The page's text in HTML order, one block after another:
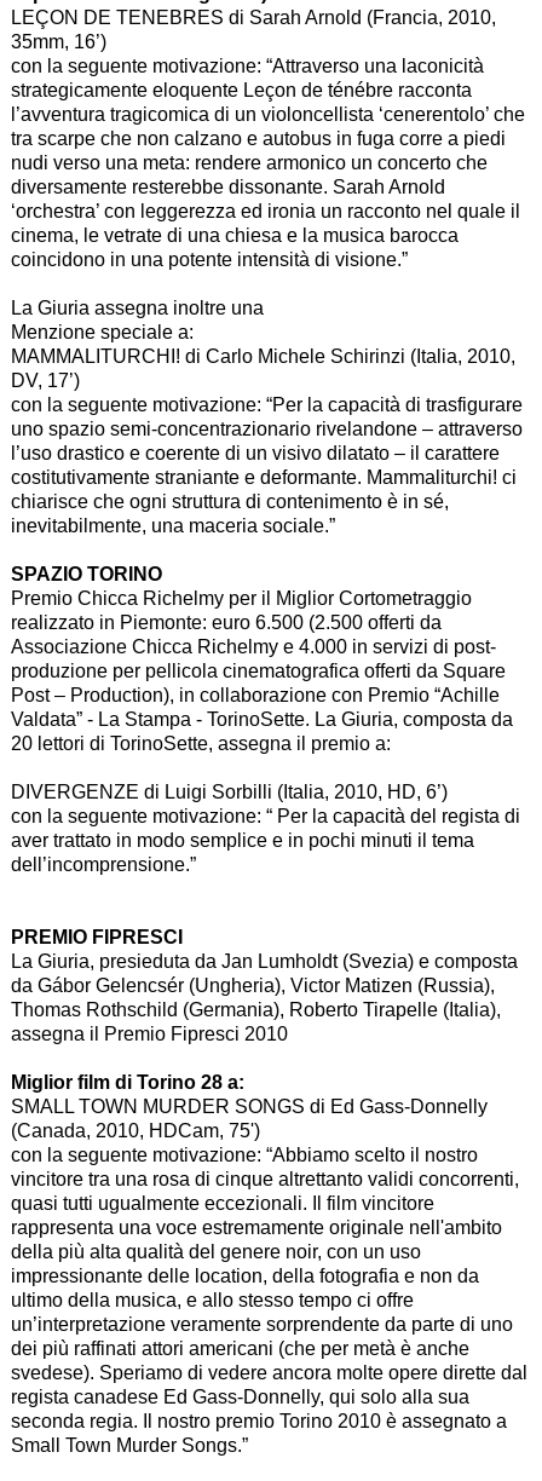
LEÇON DE TENEBRES di Sarah Arnold (Francia, 2010,
35mm, 16’)
con la seguente motivazione: “Attraverso una laconicità
strategicamente eloquente Leçon de ténébre racconta
l’avventura tragicomica di un violoncellista ‘cenerentolo’ che
tra scarpe che non calzano e autobus in fuga corre a piedi
nudi verso una meta: rendere armonico un concerto che
diversamente resterebbe dissonante. Sarah Arnold
‘orchestra’ con leggerezza ed ironia un racconto nel quale il
cinema, le vetrate di una chiesa e la musica barocca
coincidono in una potente intensità di visione.”
La Giuria assegna inoltre una
Menzione speciale a:
MAMMALITURCHI! di Carlo Michele Schirinzi (Italia, 2010,
DV, 17’)
con la seguente motivazione: “Per la capacità di trasfigurare
uno spazio semi-concentrazionario rivelandone – attraverso
l’uso drastico e coerente di un visivo dilatato – il carattere
costitutivamente straniante e deformante. Mammaliturchi! ci
chiarisce che ogni struttura di contenimento è in sé,
inevitabilmente, una maceria sociale.”
SPAZIO TORINO
Premio Chicca Richelmy per il Miglior Cortometraggio
realizzato in Piemonte: euro 6.500 (2.500 offerti da
Associazione Chicca Richelmy e 4.000 in servizi di post-
produzione per pellicola cinematografica offerti da Square
Post – Production), in collaborazione con Premio “Achille
Valdata” - La Stampa - TorinoSette. La Giuria, composta da
20 lettori di TorinoSette, assegna il premio a:
DIVERGENZE di Luigi Sorbilli (Italia, 2010, HD, 6’)
con la seguente motivazione: “ Per la capacità del regista di
aver trattato in modo semplice e in pochi minuti il tema
dell’incomprensione.”
PREMIO FIPRESCI
La Giuria, presieduta da Jan Lumholdt (Svezia) e composta
da Gábor Gelencsér (Ungheria), Victor Matizen (Russia),
Thomas Rothschild (Germania), Roberto Tirapelle (Italia),
assegna il Premio Fipresci 2010
Miglior film di Torino 28 a:
SMALL TOWN MURDER SONGS di Ed Gass-Donnelly
(Canada, 2010, HDCam, 75')
con la seguente motivazione: “Abbiamo scelto il nostro
vincitore tra una rosa di cinque altrettanto validi concorrenti,
quasi tutti ugualmente eccezionali. Il film vincitore
rappresenta una voce estremamente originale nell'ambito
della più alta qualità del genere noir, con un uso
impressionante delle location, della fotografia e non da
ultimo della musica, e allo stesso tempo ci offre
un’interpretazione veramente sorprendente da parte di uno
dei più raffinati attori americani (che per metà è anche
svedese). Speriamo di vedere ancora molte opere dirette dal
regista canadese Ed Gass-Donnelly, qui solo alla sua
seconda regia. Il nostro premio Torino 2010 è assegnato a
Small Town Murder Songs.”